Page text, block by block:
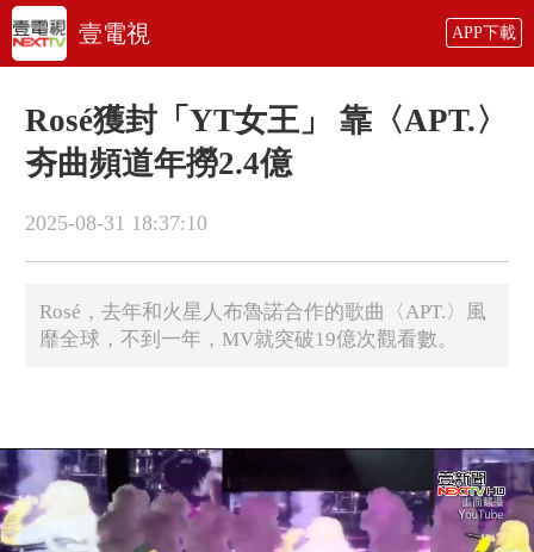
壹電視 APP下載
Rosé獲封「YT女王」 靠〈APT.〉
夯曲頻道年撈2.4億
2025-08-31 18:37:10
Rosé，去年和火星人布魯諾合作的歌曲〈APT.〉風
靡全球，不到一年，MV就突破19億次觀看數。